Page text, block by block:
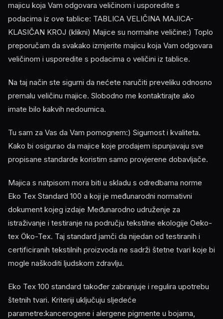
majicu koja Vam odgovara veličinom i usporedite s
podacima iz ove tablice: TABLICA VELIČINA MAJICA-
KLASIČAN KROJ (klikni) Majice su normalne veličine:) Toplo
preporučam da svakako izmjerite majicu koja Vam odgovara
veličinom i usporedite s podacima o veličini iz tablice.
Na taj način ste sigurni da nećete naručiti preveliku odnosno
premalu veličinu majice. Slobodno me kontaktirajte ako
imate bilo kakvih nedoumica.
Tu sam za Vas da Vam pomognem:) Sigurnost i kvaliteta.
Kako bi osigurao da majice koje prodajem ispunjavaju sve
propisane standarde koristim samo provjerene dobavljače.
Majica s natpisom mora biti u skladu s odredbama norme
Eko Tex Standard 100 a koji je međunarodni normativni
dokument kojeg izdaje Međunarodno udruženje za
istraživanje i testiranje na području tekstilne ekologije Oeko-
tex Öko-Tex. Taj standard jamči da nijedan od testiranih i
certificiranih tekstilnih proizvoda ne sadrži štetne tvari koje bi
mogle naškoditi ljudskom zdravlju.
Eko Tex 100 standard također zabranjuje i regulira upotrebu
štetnih tvari. Kriteriji uključuju sljedeće
parametre:kancerogene i alergene pigmente u bojama,